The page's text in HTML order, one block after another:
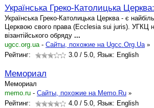
Українська Греко-Католицька
Українська Греко-Католицька Церква - є
Церквою свого права (Ecclesia sui juris). УГКЦ
візантійського обряду ...
ugcc.org.ua- Cайты, похожие на Ugcc.Org.Ua »
Рейтинг:
3.0 / 5.0, Язык: English
Мемориал
Мемориал
memo.ru - Cайты, похожие на Memo.Ru »
Рейтинг:
4.0 / 5.0, Язык: English